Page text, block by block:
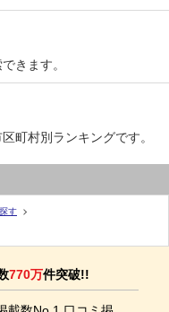
きます。
町村別ランキングです。
す
770万件突破!!